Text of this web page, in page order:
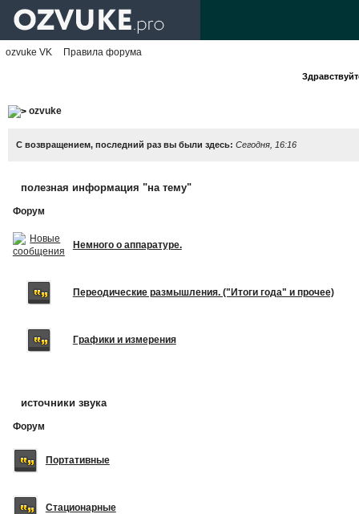
ozvuke VK Правила форума
ozvuke
С возвращением, последний раз вы были здесь: Сегодня, 16:16
полезная информация "на тему"
Форум
Немного о аппаратуре.
Переодические размышления. ("Итоги года" и прочее)
Графики и измерения
источники звука
Форум
Портативные
Стационарные